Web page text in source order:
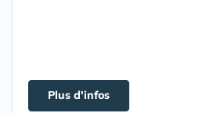
Plus d'infos